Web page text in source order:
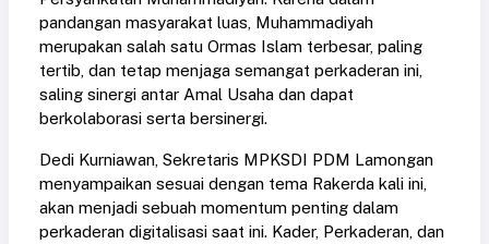
pandangan masyarakat luas, Muhammadiyah
merupakan salah satu Ormas Islam terbesar, paling
tertib, dan tetap menjaga semangat perkaderan ini,
saling sinergi antar Amal Usaha dan dapat
berkolaborasi serta bersinergi.
Dedi Kurniawan, Sekretaris MPKSDI PDM Lamongan
menyampaikan sesuai dengan tema Rakerda kali ini,
akan menjadi sebuah momentum penting dalam
perkaderan digitalisasi saat ini. Kader, Perkaderan, dan